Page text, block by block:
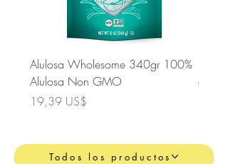
Alulosa Wholesome 340gr 100%
Alulosa Non GMO
Precio
19,39 US$
con
Todos los productos